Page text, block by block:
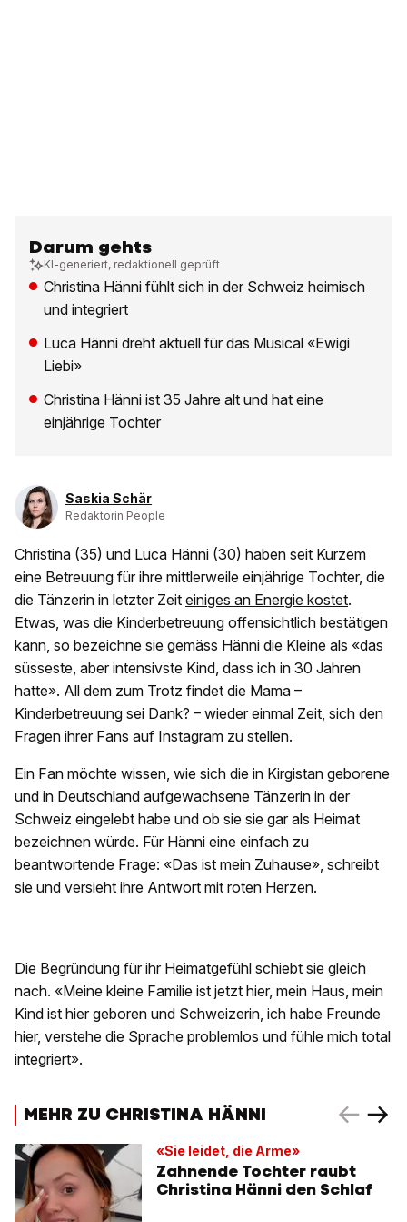
Darum gehts
KI-generiert, redaktionell geprüft
Christina Hänni fühlt sich in der Schweiz heimisch
und integriert
Luca Hänni dreht aktuell für das Musical «Ewigi
Liebi»
Christina Hänni ist 35 Jahre alt und hat eine
einjährige Tochter
Saskia Schär
Redaktorin People
Christina (35) und Luca Hänni (30) haben seit Kurzem
eine Betreuung für ihre mittlerweile einjährige Tochter, die
die Tänzerin in letzter Zeit einiges an Energie kostet.
Etwas, was die Kinderbetreuung offensichtlich bestätigen
kann, so bezeichne sie gemäss Hänni die Kleine als «das
süsseste, aber intensivste Kind, dass ich in 30 Jahren
hatte». All dem zum Trotz findet die Mama –
Kinderbetreuung sei Dank? – wieder einmal Zeit, sich den
Fragen ihrer Fans auf Instagram zu stellen.
Ein Fan möchte wissen, wie sich die in Kirgistan geborene
und in Deutschland aufgewachsene Tänzerin in der
Schweiz eingelebt habe und ob sie sie gar als Heimat
bezeichnen würde. Für Hänni eine einfach zu
beantwortende Frage: «Das ist mein Zuhause», schreibt
sie und versieht ihre Antwort mit roten Herzen.
Die Begründung für ihr Heimatgefühl schiebt sie gleich
nach. «Meine kleine Familie ist jetzt hier, mein Haus, mein
Kind ist hier geboren und Schweizerin, ich habe Freunde
hier, verstehe die Sprache problemlos und fühle mich total
integriert».
MEHR ZU CHRISTINA HÄNNI
«Sie leidet, die Arme»
Zahnende Tochter raubt
Christina Hänni den Schlaf